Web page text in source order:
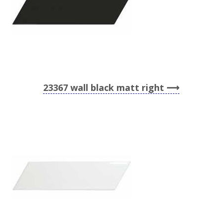
23367 wall black matt right